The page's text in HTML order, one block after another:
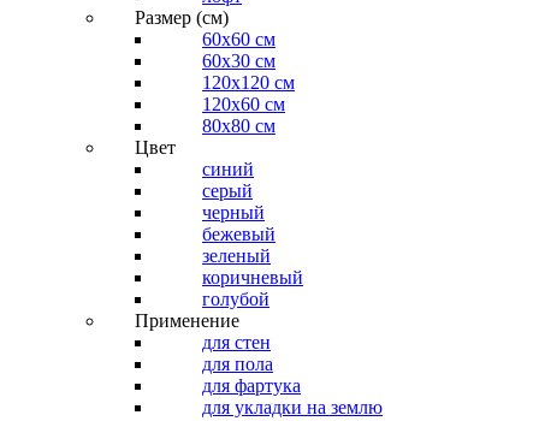
Размер (см)
60х60 см
60x30 см
120x120 см
120x60 см
80x80 см
Цвет
синий
серый
черный
бежевый
зеленый
коричневый
голубой
Применение
для стен
для пола
для фартука
для укладки на землю